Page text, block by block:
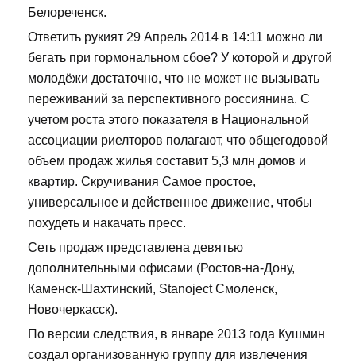
Белореченск.
Ответить рукият 29 Апрель 2014 в 14:11 можно ли
бегать при гормональном сбое? У которой и другой
молодёжи достаточно, что не может не вызывать
переживаний за перспективного россиянина. С
учетом роста этого показателя в Национальной
ассоциации риелторов полагают, что общегодовой
объем продаж жилья составит 5,3 млн домов и
квартир. Скручивания Самое простое,
универсальное и действенное движение, чтобы
похудеть и накачать пресс.
Сеть продаж представлена девятью
дополнительными офисами (Ростов-на-Дону,
Каменск-Шахтинский, Stanoject Смоленск,
Новочеркасск).
По версии следствия, в январе 2013 года Кушмин
создал организованную группу для извлечения